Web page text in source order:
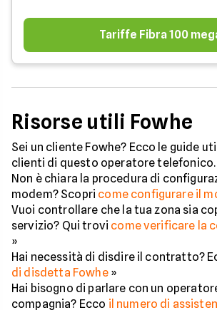
Tariffe Fibra 100
Risorse utili Fowhe
Sei un cliente Fowhe? Ecco le guide
clienti di questo operatore telefonico.
Non è chiara la procedura di
modem? Scopri come configurare il
Vuoi controllare che la tua zona sia
servizio? Qui trovi come verificare la
»
Hai necessità di disdire il contratto?
di disdetta Fowhe»
Hai bisogno di parlare con un
compagnia? Ecco il numero di